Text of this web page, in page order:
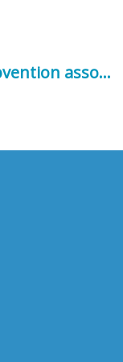
CERFA demande de subvention association